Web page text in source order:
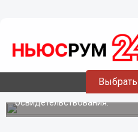
04.12.201600:45
Водителя скутера
Новгороде за
Он отказался от
освидетельствования.